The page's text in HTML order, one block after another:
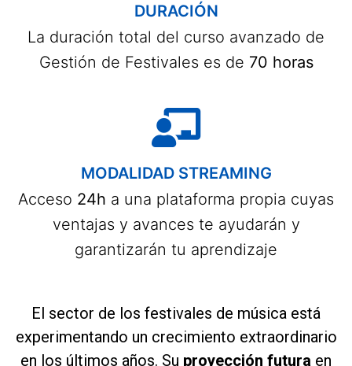
DURACIÓN
La duración total del curso avanzado de
Gestión de Festivales es de 70 horas
MODALIDAD STREAMING
Acceso 24h a una plataforma propia cuyas
ventajas y avances te ayudarán y
garantizarán tu aprendizaje
El sector de los festivales de música está
experimentando un crecimiento extraordinario
en los últimos años. Su proyección futura en